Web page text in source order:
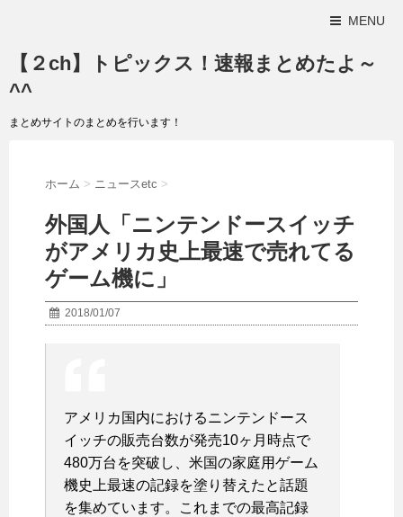
MENU
【２ch】トピックス！速報まとめたよ～
^^
まとめサイトのまとめを行います！
ホーム > ニュースetc >
外国人「ニンテンドースイッチ
がアメリカ史上最速で売れてる
ゲーム機に」
2018/01/07
アメリカ国内におけるニンテンドース
イッチの販売台数が発売10ヶ月時点で
480万台を突破し、米国の家庭用ゲーム
機史上最速の記録を塗り替えたと話題
を集めています。これまでの最高記録